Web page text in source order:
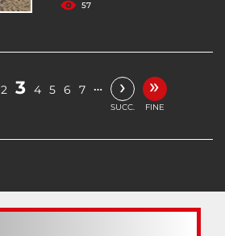
57
2 3 4 5 6 7 … ›
SUCC.
»
FINE